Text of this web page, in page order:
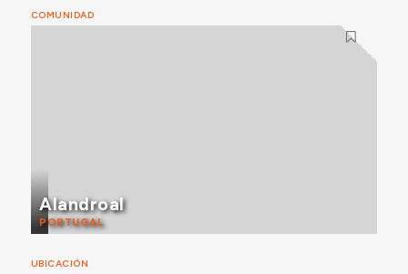
COMUNIDAD
Alandroal
PORTUGAL
UBICACIÓN